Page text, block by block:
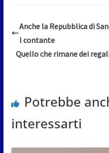
Anche la Repubblica di
l contante
Quello che rimane dei
Potrebbe
interessarti